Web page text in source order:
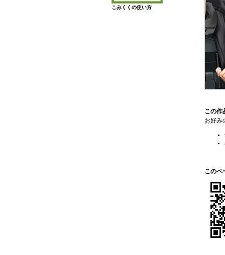
こみくくの使い方
この作
お好み
このペ